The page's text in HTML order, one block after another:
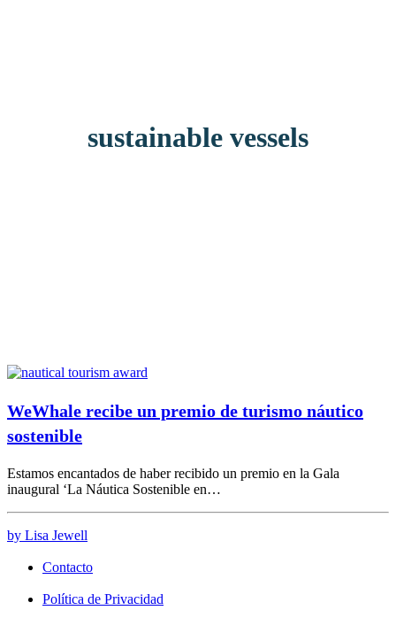
sustainable vessels
WeWhale recibe un premio de turismo náutico
sostenible
Estamos encantados de haber recibido un premio en la Gala
inaugural ‘La Náutica Sostenible en…
by Lisa Jewell
Contacto
Política de Privacidad